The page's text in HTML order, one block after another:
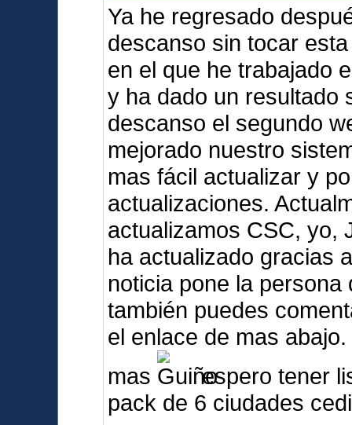
Ya he regresado
descanso sin tocar
en el que he trabajado
y ha dado un resultado
descanso el segundo
mejorado nuestro
mas fácil actualizar y
actualizaciones.
actualizamos CSC, yo,
ha actualizado gracias
noticia pone la
también puedes
el enlace de mas
mas
espero tener
pack de 6 ciudades